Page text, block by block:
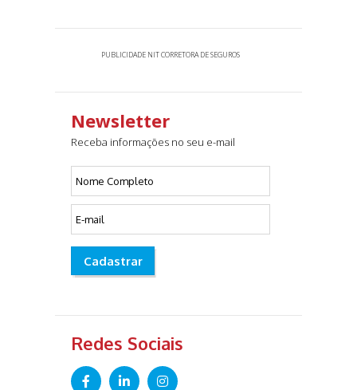
PUBLICIDADE NIT CORRETORA DE SEGUROS
Newsletter
Receba informações no seu e-mail
Cadastrar
Redes Sociais